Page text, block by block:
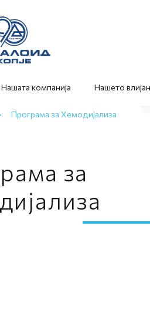
Нашата компанија Нашето
Програма за Хемодијализа
за